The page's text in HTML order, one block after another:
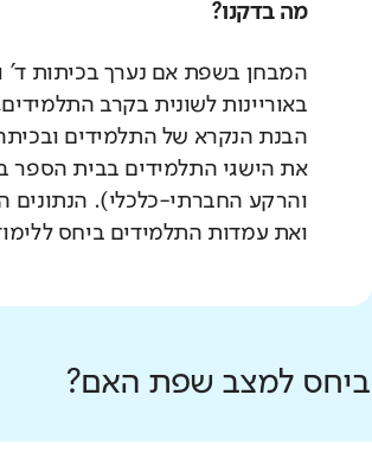
מה בדקנו?
המבחן בשפת אם נערך בכיתות ד'
באוריינות לשונית בקרב
הבנת הנקרא של התלמידים
את הישגי התלמידים בבית הספר
והרקע החברתי-כלכלי).
ואת עמדות התלמידים ביחס
למצב שפת האם?